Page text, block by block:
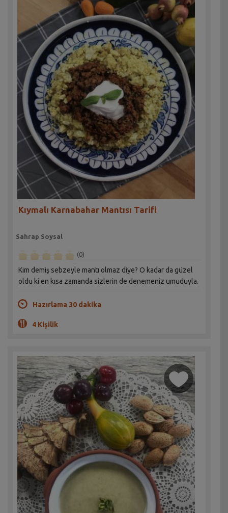
Kıymalı Karnabahar Mantısı Tarifi
Sahrap Soysal
(0)
Kim demiş sebzeyle mantı olmaz diye? O kadar da güzel
oldu ki en kısa zamanda sizlerin de denemeniz umuduyla.
Hazırlama 30 dakika
4 Kişilik